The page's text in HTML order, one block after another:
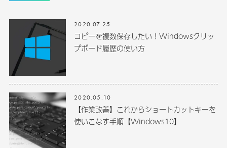
2020.07.25
コピーを複数保存したい！Windowsクリッ
プボード履歴の使い方
2020.05.10
【作業改善】これからショートカットキーを
使いこなす手順【Windows10】